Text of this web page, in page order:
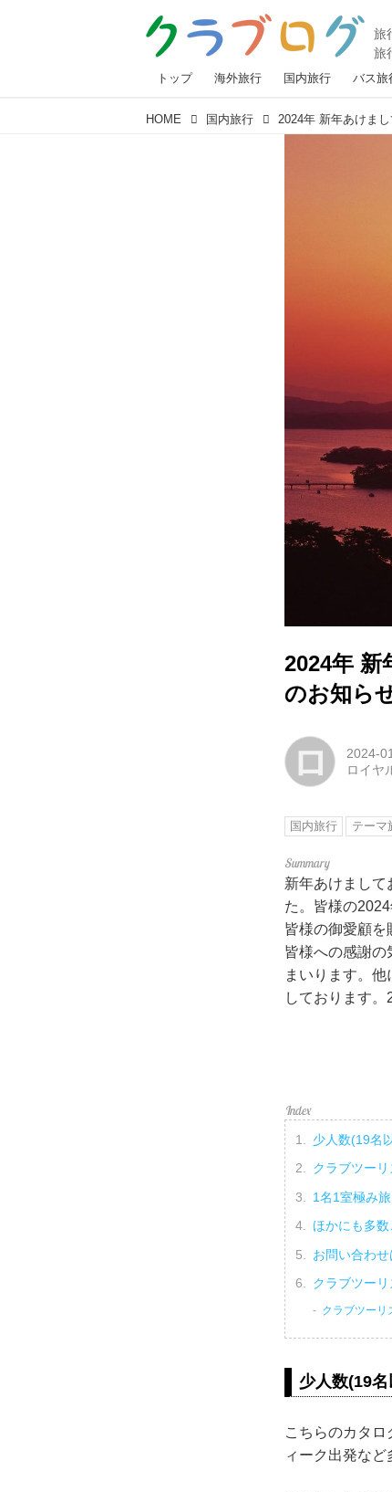
トップ 海外旅行 国内旅行 バス旅
HOME 国内旅行
2024年 新
のお知ら
ロ
2024-
ロイヤ
国内旅行 テーマ
新年あけまして
た。皆様の
皆様の御愛顧を
皆様への感謝の
まいります。
しております。
少人数(19名
クラブツー
1名1室極み
ほかにも多数
お問い合わせ
クラブツー
クラブツーリ
少人数(19
こちらのカタ
ィーク出発など